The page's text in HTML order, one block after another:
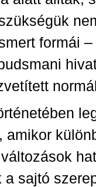
formái
amikor
sajtó